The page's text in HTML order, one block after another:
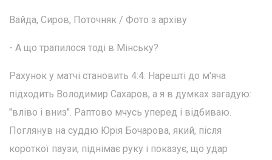
Вайда, Сиров, Поточняк / Фото з архіву
- А що трапилося тоді в Мінську?
Рахунок у матчі становить 4:4. Нарешті до м'яча
підходить Володимир Сахаров, а я в думках загадую:
"вліво і вниз". Раптово мчусь уперед і відбиваю.
Поглянув на суддю Юрія Бочарова, який, після
короткої паузи, піднімає руку і показує, що удар